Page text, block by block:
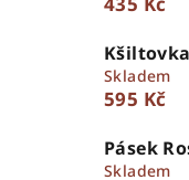
Skladem
595 Kč
Pásek
Skladem